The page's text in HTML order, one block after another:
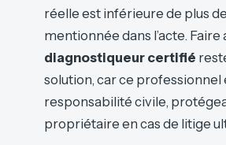
réelle est inférieure de plus
mentionnée dans l’acte. Faire
diagnostiqueur certifié
solution, car ce professionnel
responsabilité civile,
propriétaire en cas de litige